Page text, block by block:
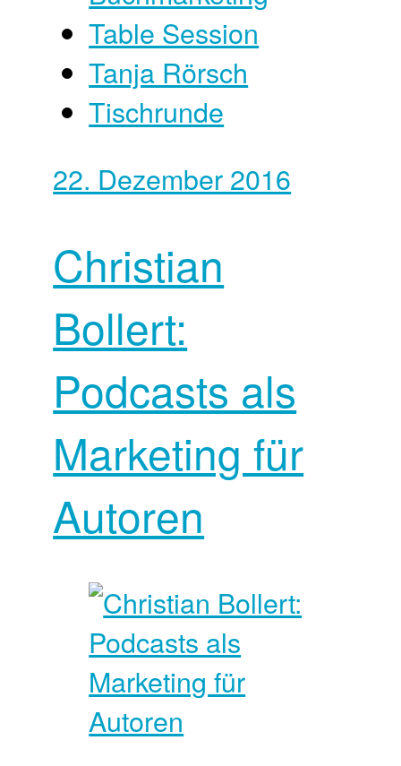
Table Session
Tanja Rörsch
Tischrunde
22. Dezember 2016
Christian
Bollert:
Podcasts als
Marketing für
Autoren